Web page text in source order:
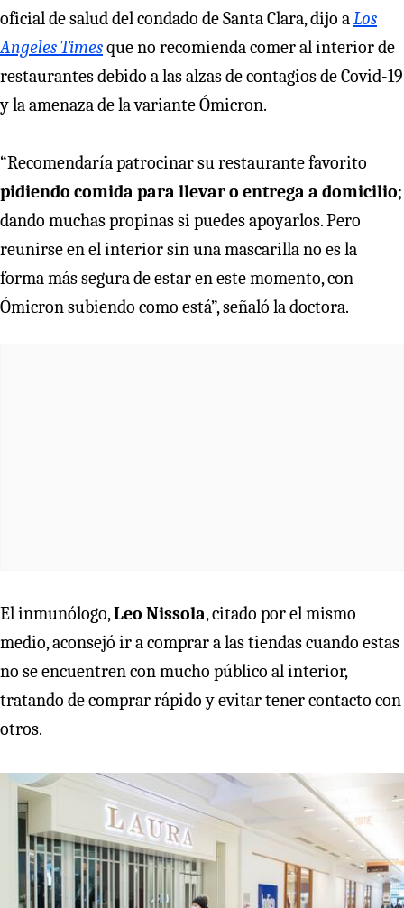
oficial de salud del condado de Santa Clara, dijo aLos
Angeles Timesque no recomienda comer al interior de
restaurantes debido a las alzas de contagios de Covid-19
y la amenaza de la variante Ómicron.
“Recomendaría patrocinar su restaurante favorito
pidiendo comida para llevar o entrega a domicilio;
dando muchas propinas si puedes apoyarlos. Pero
reunirse en el interior sin una mascarilla no es la
forma más segura de estar en este momento, con
Ómicron subiendo como está”, señaló la doctora.
El inmunólogo,Leo Nissola, citado por el mismo
medio, aconsejó ir a comprar a las tiendas cuando estas
no se encuentren con mucho público al interior,
tratando de comprar rápido y evitar tener contacto con
otros.